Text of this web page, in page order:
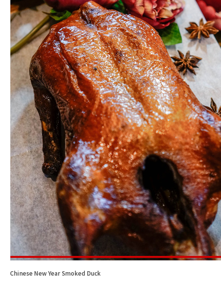
Chinese New Year Smoked Duck